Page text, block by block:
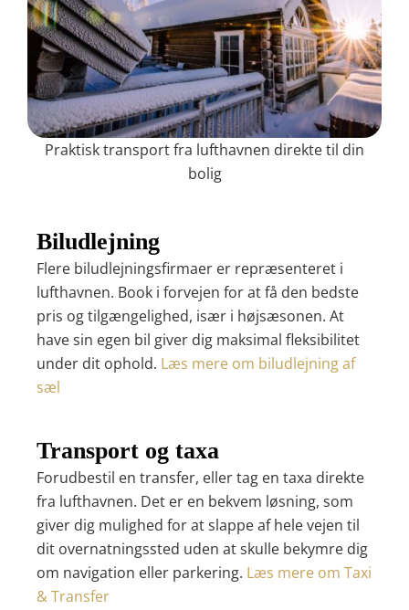
Praktisk transport fra lufthavnen direkte til din
bolig
Biludlejning
Flere biludlejningsfirmaer er repræsenteret i
lufthavnen. Book i forvejen for at få den bedste
pris og tilgængelighed, især i højsæsonen. At
have sin egen bil giver dig maksimal fleksibilitet
under dit ophold. Læs mere om biludlejning af
sæl
Transport og taxa
Forudbestil en transfer, eller tag en taxa direkte
fra lufthavnen. Det er en bekvem løsning, som
giver dig mulighed for at slappe af hele vejen til
dit overnatningssted uden at skulle bekymre dig
om navigation eller parkering. Læs mere om Taxi
& Transfer